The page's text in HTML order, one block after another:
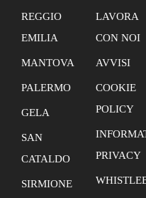
REGGIO
EMILIA
MANTOVA
PALERMO
GELA
SAN
CATALDO
SIRMIONE
LAVORA
CON NOI
AVVISI
COOKIE
POLICY
PRIVACY